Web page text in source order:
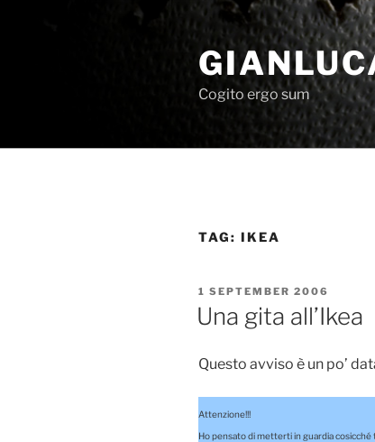
Cogito ergo sum
TAG: IKEA
POSTED
ON
1 SEPTEMBER 2006
Una gita all’Ikea
Questo avviso è un po’
Attenzione!!!
Ho pensato di metterti in guardia